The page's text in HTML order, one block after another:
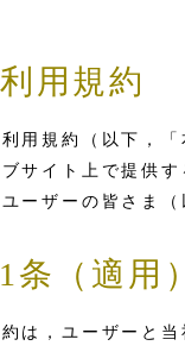
用規約
利用規約（以下，
サイト上で提供
ーザーの皆さま
条（適用）
は，ユーザーと